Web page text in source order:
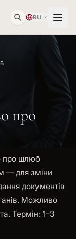
RU
про
про шлюб
— для зміни
документів
Можливо
Термін: 1–3